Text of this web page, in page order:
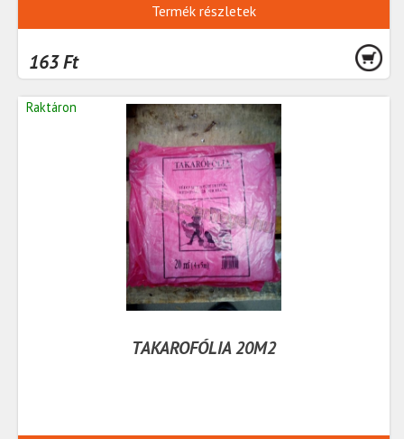
Termék részletek
163 Ft
Raktáron
TAKAROFÓLIA 20M2